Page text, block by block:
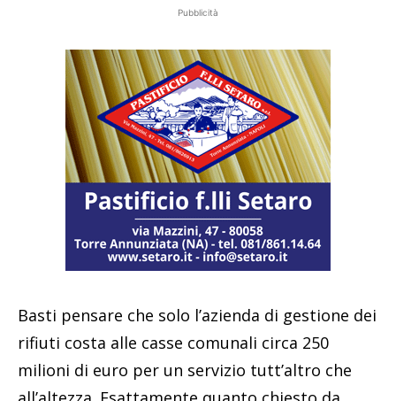
Pubblicità
Basti pensare che solo l’azienda di gestione dei
rifiuti costa alle casse comunali circa 250
milioni di euro per un servizio tutt’altro che